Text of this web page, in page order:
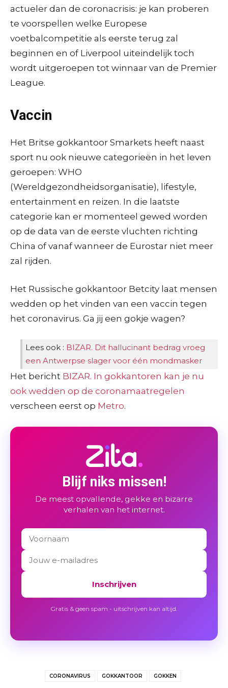
actueler dan de coronacrisis: je kan proberen
te voorspellen welke Europese
voetbalcompetitie als eerste terug zal
beginnen en of Liverpool uiteindelijk toch
wordt uitgeroepen tot winnaar van de Premier
League.
Vaccin
Het Britse gokkantoor Smarkets heeft naast
sport nu ook nieuwe categorieën in het leven
geroepen: WHO
(Wereldgezondheidsorganisatie), lifestyle,
entertainment en reizen. In die laatste
categorie kan er momenteel gewed worden
op de data van de eerste vluchten richting
China of vanaf wanneer de Eurostar niet meer
zal rijden.
Het Russische gokkantoor Betcity laat mensen
wedden op het vinden van een vaccin tegen
het coronavirus. Ga jij een gokje wagen?
Lees ook : BIZAR. Dit hallucinant bedrag vroeg
een Antwerpse slager voor één mondmasker
Het bericht BIZAR. In gokkantoren kan je nu
ook wedden op de coronamaatregelen
verscheen eerst op Metro.
Blijf niks missen!
De meest opvallende, gekke en bizarre
verhalen van het internet.
Inschrijven
Gratis & geen spam - uitschrijven kan altijd.
CORONAVIRUS GOKKANTOOR GOKKEN